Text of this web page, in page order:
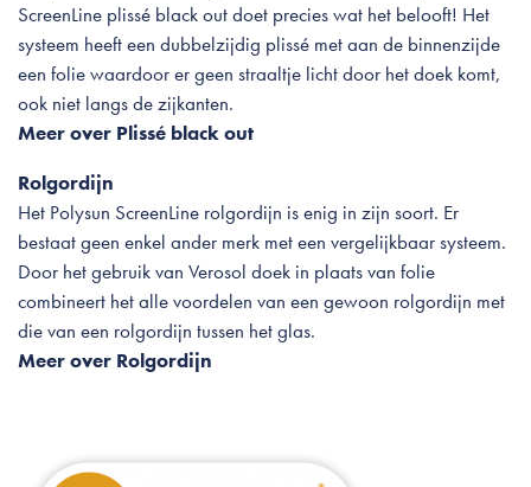
ScreenLine plissé black out doet precies wat het belooft! Het
systeem heeft een dubbelzijdig plissé met aan de binnenzijde
een folie waardoor er geen straaltje licht door het doek komt,
ook niet langs de zijkanten.
Meer over Plissé black out
Rolgordijn
Het Polysun ScreenLine rolgordijn is enig in zijn soort. Er
bestaat geen enkel ander merk met een vergelijkbaar systeem.
Door het gebruik van Verosol doek in plaats van folie
combineert het alle voordelen van een gewoon rolgordijn met
die van een rolgordijn tussen het glas.
Meer over Rolgordijn